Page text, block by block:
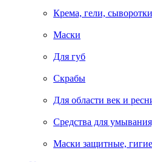
Крема, гели,
Маски
Для губ
Скрабы
Для области век и
Средства для
Маски защитные,